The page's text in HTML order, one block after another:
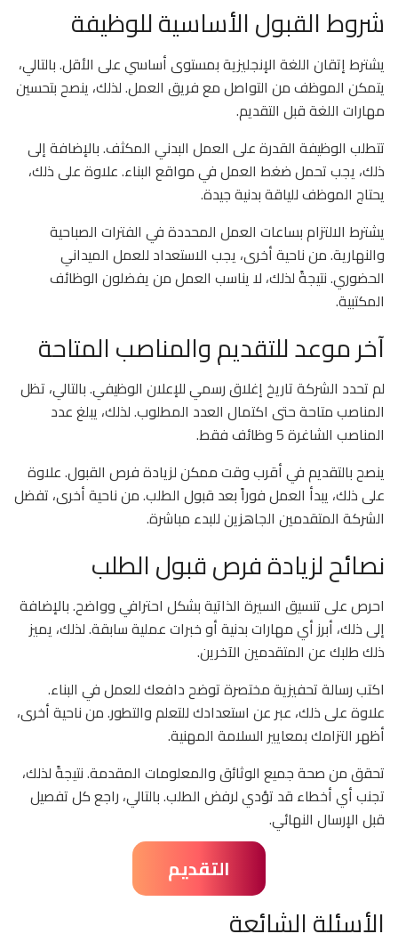
شروط القبول الأساسية للوظيفة
يشترط إتقان اللغة الإنجليزية بمستوى أساسي على الأقل. بالتالي،
يتمكن الموظف من التواصل مع فريق العمل. لذلك، ينصح بتحسين
مهارات اللغة قبل التقديم.
تتطلب الوظيفة القدرة على العمل البدني المكثف. بالإضافة إلى
ذلك، يجب تحمل ضغط العمل في مواقع البناء. علاوة على ذلك،
يحتاج الموظف للياقة بدنية جيدة.
يشترط الالتزام بساعات العمل المحددة في الفترات الصباحية
والنهارية. من ناحية أخرى، يجب الاستعداد للعمل الميداني
الحضوري. نتيجةً لذلك، لا يناسب العمل من يفضلون الوظائف
المكتبية.
آخر موعد للتقديم والمناصب المتاحة
لم تحدد الشركة تاريخ إغلاق رسمي للإعلان الوظيفي. بالتالي، تظل
المناصب متاحة حتى اكتمال العدد المطلوب. لذلك، يبلغ عدد
المناصب الشاغرة 5 وظائف فقط.
ينصح بالتقديم في أقرب وقت ممكن لزيادة فرص القبول. علاوة
على ذلك، يبدأ العمل فوراً بعد قبول الطلب. من ناحية أخرى، تفضل
الشركة المتقدمين الجاهزين للبدء مباشرة.
نصائح لزيادة فرص قبول الطلب
احرص على تنسيق السيرة الذاتية بشكل احترافي وواضح. بالإضافة
إلى ذلك، أبرز أي مهارات بدنية أو خبرات عملية سابقة. لذلك، يميز
ذلك طلبك عن المتقدمين الآخرين.
اكتب رسالة تحفيزية مختصرة توضح دافعك للعمل في البناء.
علاوة على ذلك، عبر عن استعدادك للتعلم والتطور. من ناحية أخرى،
أظهر التزامك بمعايير السلامة المهنية.
تحقق من صحة جميع الوثائق والمعلومات المقدمة. نتيجةً لذلك،
تجنب أي أخطاء قد تؤدي لرفض الطلب. بالتالي، راجع كل تفصيل
قبل الإرسال النهائي.
التقديم
الأسئلة الشائعة